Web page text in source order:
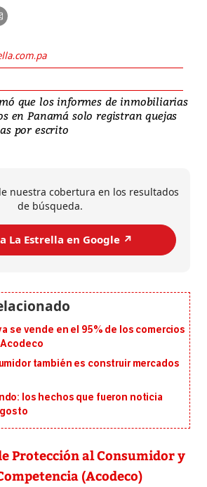
que los informes de inmobiliarias
en Panamá solo registran quejas
por escrito
nuestra cobertura en los resultados
de búsqueda.
La Estrella en Google ↗️
se vende en el 95% de los comercios
también es construir mercados
los hechos que fueron noticia
Protección al Consumidor y
(Acodeco)